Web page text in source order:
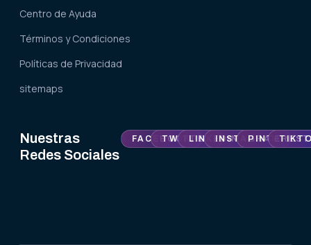
Centro de Ayuda
Términos y Condiciones
Políticas de Privacidad
sitemaps
Nuestras
Redes Sociales
FACEBOOK
TWITTERLINKEDININSTAGRAMPINTEREST